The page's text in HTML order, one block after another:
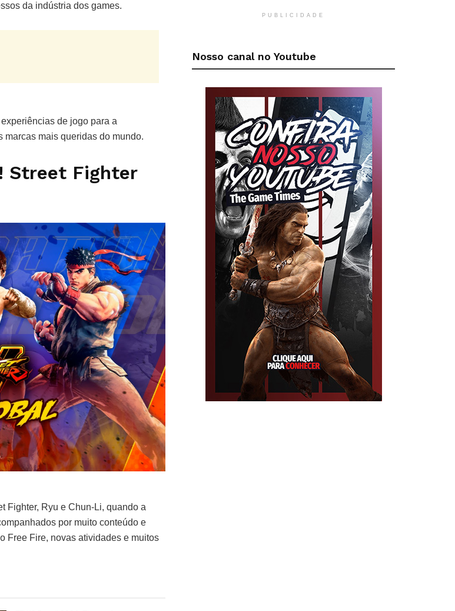
da indústria dos games.
de jogo para a
mais queridas do mundo.
Street Fighter
Fighter, Ryu e Chun-Li, quando a
por muito conteúdo e
Free Fire, novas atividades e muitos
PUBLICIDADE
Nosso canal no Youtube